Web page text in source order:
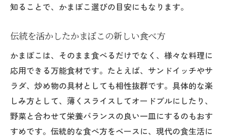
知ることで、かまぼこ選びの目安にもなります。
伝統を活かしたかまぼこの新しい食べ方
かまぼこは、そのまま食べるだけでなく、様々な料理に
応用できる万能食材です。たとえば、サンドイッチやサ
ラダ、炒め物の具材としても相性抜群です。具体的な楽
しみ方として、薄くスライスしてオードブルにしたり、
野菜と合わせて栄養バランスの良い一皿にするのもおす
すめです。伝統的な食べ方をベースに、現代の食生活に